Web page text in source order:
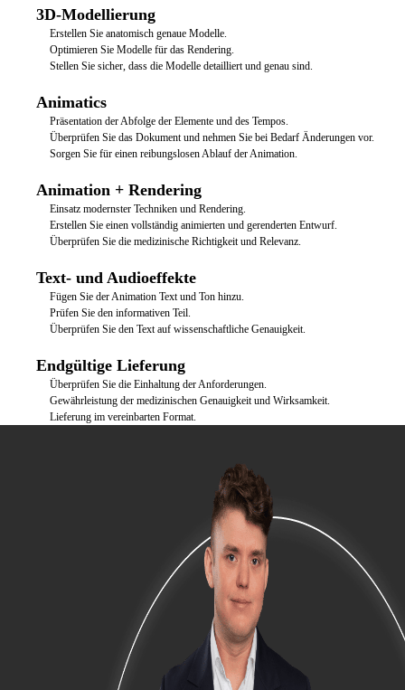
3D-Modellierung
Erstellen Sie anatomisch genaue Modelle.
Optimieren Sie Modelle für das Rendering.
Stellen Sie sicher, dass die Modelle detailliert und genau sind.
Animatics
Präsentation der Abfolge der Elemente und des Tempos.
Überprüfen Sie das Dokument und nehmen Sie bei Bedarf Änderungen vor.
Sorgen Sie für einen reibungslosen Ablauf der Animation.
Animation + Rendering
Einsatz modernster Techniken und Rendering.
Erstellen Sie einen vollständig animierten und gerenderten Entwurf.
Überprüfen Sie die medizinische Richtigkeit und Relevanz.
Text- und Audioeffekte
Fügen Sie der Animation Text und Ton hinzu.
Prüfen Sie den informativen Teil.
Überprüfen Sie den Text auf wissenschaftliche Genauigkeit.
Endgültige Lieferung
Überprüfen Sie die Einhaltung der Anforderungen.
Gewährleistung der medizinischen Genauigkeit und Wirksamkeit.
Lieferung im vereinbarten Format.